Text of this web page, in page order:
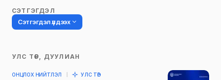
СЭТГЭГДЭЛ
Сэтгэгдэл үлдээх
Таны имэйл хаягийг нийтлэхгүй.
УЛС ТӨР, ДУУЛИАН
ОНЦЛОХ НИЙТЛЭЛ УЛС ТӨР